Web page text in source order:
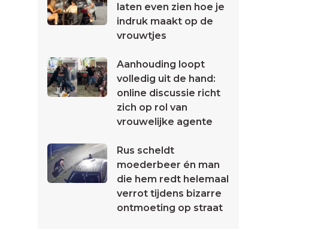
laten even zien hoe je
indruk maakt op de
vrouwtjes
Aanhouding loopt
volledig uit de hand:
online discussie richt
zich op rol van
vrouwelijke agente
Rus scheldt
moederbeer én man
die hem redt helemaal
verrot tijdens bizarre
ontmoeting op straat